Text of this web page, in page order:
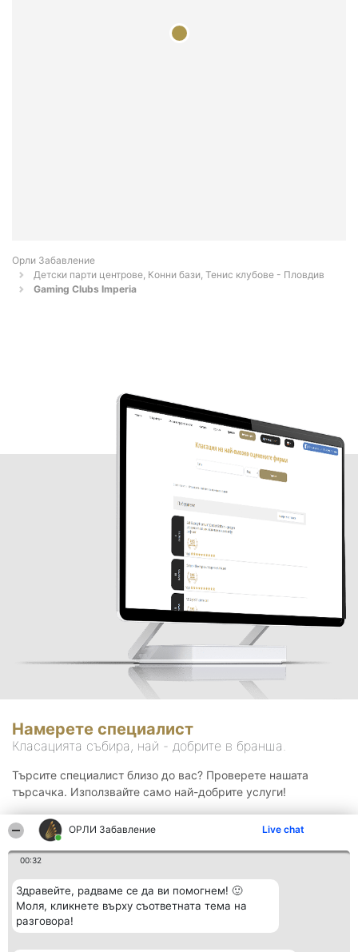
ОРЛИ Забавление Live chat
00:32
Здравейте, радваме се да ви помогнем! 🙂
Моля, кликнете върху съответната тема на
разговора!
Орли Забавление
Детски парти центрове, Конни бази, Тенис клубове - Пловдив
Gaming Clubs Imperia
Намерете специалист
Класацията събира, най - добрите в бранша.
Търсите специалист близо до вас? Проверете нашата
търсачка. Използвайте само най-добрите услуги!